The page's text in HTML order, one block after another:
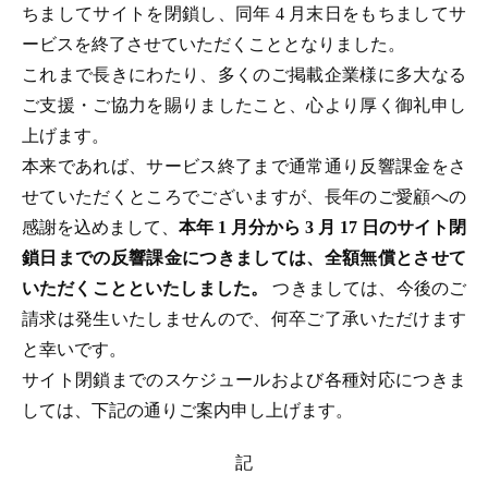
ちましてサイトを閉鎖し、同年 4 月末日をもちましてサ
ービスを終了させていただくこととなりました。
これまで長きにわたり、多くのご掲載企業様に多大なる
ご支援・ご協力を賜りましたこと、心より厚く御礼申し
上げます。
本来であれば、サービス終了まで通常通り反響課金をさ
せていただくところでございますが、長年のご愛顧への
感謝を込めまして、 本年 1 月分から 3 月 17 日のサイト閉
鎖日までの反響課金につきましては、全額無償とさせて
いただくことといたしました。つきましては、今後のご
請求は発生いたしませんので、何卒ご了承いただけます
と幸いです。
サイト閉鎖までのスケジュールおよび各種対応につきま
しては、下記の通りご案内申し上げます。
記